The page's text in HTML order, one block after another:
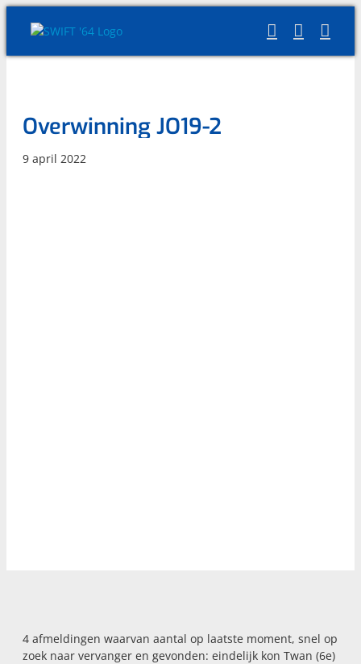
Overwinning JO19-2
9 april 2022
4 afmeldingen waarvan aantal op laatste moment, snel op
zoek naar vervanger en gevonden: eindelijk kon Twan (6e)